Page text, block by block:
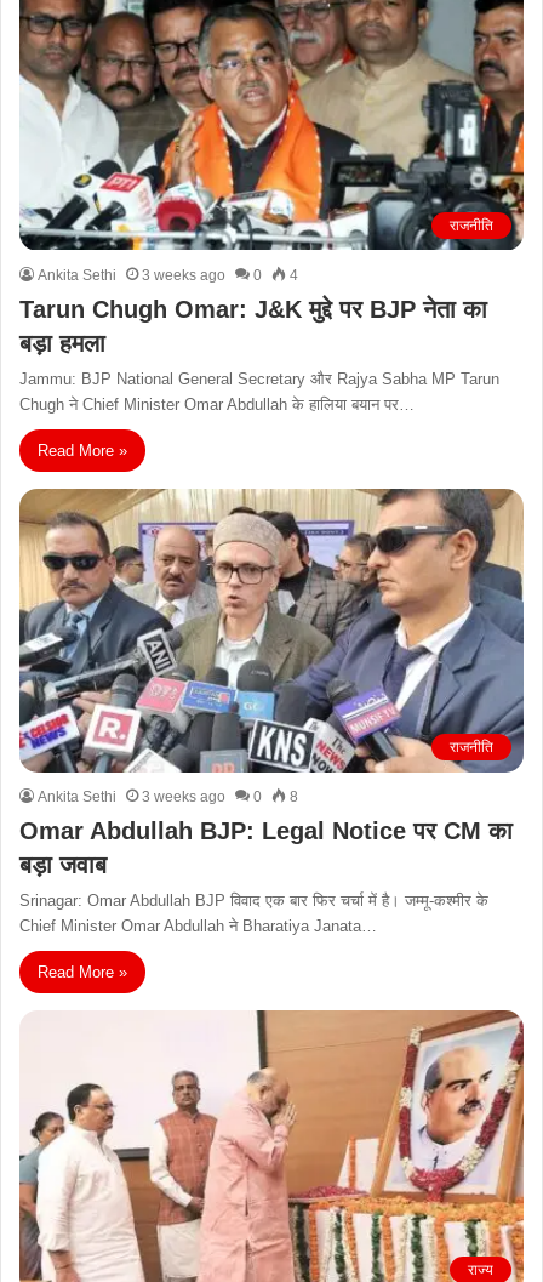
राजनीति
Ankita Sethi 3 weeks ago 0 4
Tarun Chugh Omar: J&K मुद्दे पर BJP नेता का
बड़ा हमला
Jammu: BJP National General Secretary और Rajya Sabha MP Tarun
Chugh ने Chief Minister Omar Abdullah के हालिया बयान पर…
Read More »
राजनीति
Ankita Sethi 3 weeks ago 0 8
Omar Abdullah BJP: Legal Notice पर CM का
बड़ा जवाब
Srinagar: Omar Abdullah BJP विवाद एक बार फिर चर्चा में है। जम्मू-कश्मीर के
Chief Minister Omar Abdullah ने Bharatiya Janata…
Read More »
राज्य